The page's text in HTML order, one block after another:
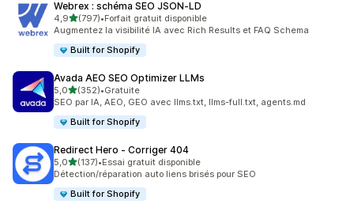
Webrex : schéma SEO JSON‑LD
4,9étoile(s) sur 5
(797)
797 avis au total
•Forfait gratuit disponible
Augmentez la visibilité IA avec Rich Results et FAQ Schema
Built for Shopify
Avada AEO SEO Optimizer LLMs
5,0étoile(s) sur 5
(352)
352 avis au total
•Gratuite
SEO par IA, AEO, GEO avec llms.txt, llms-full.txt, agents.md
Built for Shopify
Redirect Hero ‑ Corriger 404
5,0étoile(s) sur 5
(137)
137 avis au total
•Essai gratuit disponible
Détection/réparation auto liens brisés pour SEO
Built for Shopify